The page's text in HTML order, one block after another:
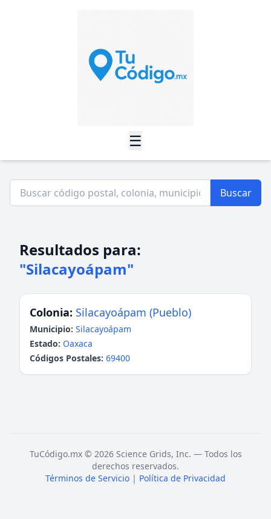
☰
Buscar
Resultados para:
"Silacayoápam"
Colonia: Silacayoápam (Pueblo)
Municipio: Silacayoápam
Estado: Oaxaca
Códigos Postales: 69400
TuCódigo.mx © 2026 Science Grids, Inc. — Todos los
derechos reservados.
Términos de Servicio | Política de Privacidad